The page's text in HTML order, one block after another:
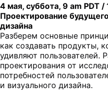
4 мая, суббота, 9 am PDT /
Проектирование
дизайна
Разберем основные
как создавать продукты,
удивляют пользователей.
проектирования от
потребностей
и визуального дизайна.